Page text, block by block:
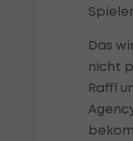
Das
nicht
Raffl